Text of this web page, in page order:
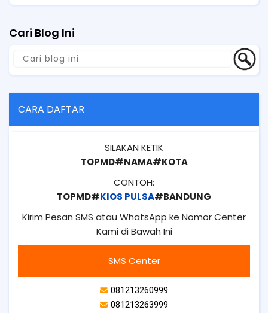
Cari Blog Ini
CARA DAFTAR
SILAKAN KETIK
TOPMD#NAMA#KOTA
CONTOH:
TOPMD#KIOS PULSA#BANDUNG
Kirim Pesan SMS atau WhatsApp ke Nomor Center
Kami di Bawah Ini
SMS Center
081213260999
081213263999